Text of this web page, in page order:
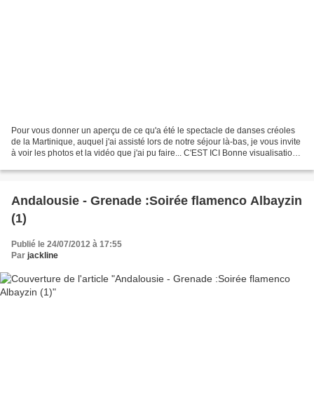
Pour vous donner un aperçu de ce qu'a été le spectacle de danses créoles
de la Martinique, auquel j'ai assisté lors de notre séjour là-bas, je vous invite
à voir les photos et la vidéo que j'ai pu faire... C'EST ICI Bonne visualisation,
Andalousie - Grenade :Soirée flamenco Albayzin
(1)
Publié le 24/07/2012 à 17:55
Par jackline